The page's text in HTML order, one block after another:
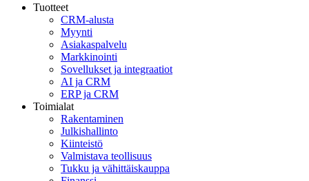
Tuotteet
CRM-alusta
Myynti
Asiakaspalvelu
Markkinointi
Sovellukset ja integraatiot
AI ja CRM
ERP ja CRM
Toimialat
Rakentaminen
Julkishallinto
Kiinteistö
Valmistava teollisuus
Tukku ja vähittäiskauppa